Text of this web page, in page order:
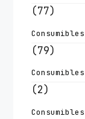
(77)
(79)
(2)